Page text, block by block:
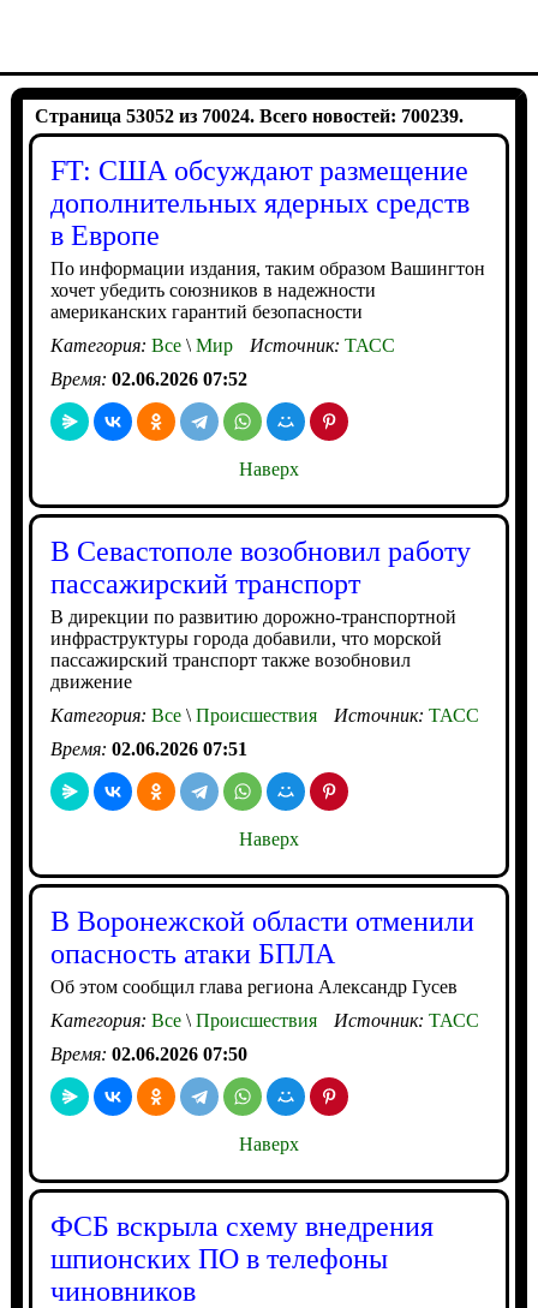
Страница 53052 из 70024. Всего новостей: 700239.
FT: США обсуждают размещение
дополнительных ядерных средств
в Европе
По информации издания, таким образом Вашингтон
хочет убедить союзников в надежности
американских гарантий безопасности
Категория: Все\Мир Источник: ТАСС
Время: 02.06.2026 07:52
Наверх
В Севастополе возобновил работу
пассажирский транспорт
В дирекции по развитию дорожно-транспортной
инфраструктуры города добавили, что морской
пассажирский транспорт также возобновил
движение
Категория: Все\Происшествия Источник: ТАСС
Время: 02.06.2026 07:51
Наверх
В Воронежской области отменили
опасность атаки БПЛА
Об этом сообщил глава региона Александр Гусев
Категория: Все\Происшествия Источник: ТАСС
Время: 02.06.2026 07:50
Наверх
ФСБ вскрыла схему внедрения
шпионских ПО в телефоны
чиновников